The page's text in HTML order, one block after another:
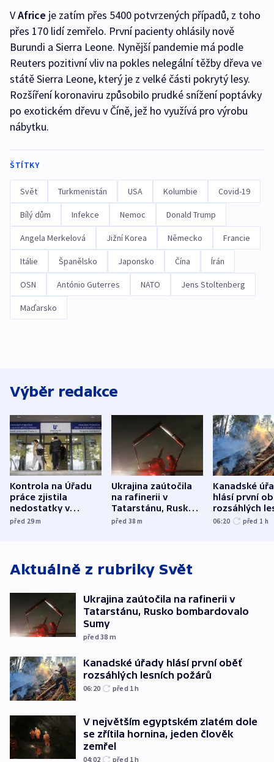
VAfrice je zatím přes 5400 potvrzených případů, z toho
přes 170 lidí zemřelo. První pacienty ohlásily nově
Burundi a Sierra Leone. Nynější pandemie má podle
Reuters pozitivní vliv na pokles nelegální těžby dřeva ve
státě Sierra Leone, který je z velké části pokrytý lesy.
Rozšíření koronaviru způsobilo prudké snížení poptávky
po exotickém dřevu v Číně, jež ho využívá pro výrobu
nábytku.
ŠTÍTKY
Svět Turkmenistán USA Kolumbie Covid-19
Bílý dům Infekce Nemoc Donald Trump
Angela Merkelová Jižní Korea Německo Francie
Itálie Španělsko Japonsko Čína Írán
OSN António Guterres NATO Jens Stoltenberg
Maďarsko
Výběr redakce
Kontrola na Úřadu
práce zjistila
nedostatky v
účetnictví za 5,6
před 29m
Ukrajina zaútočila
na rafinerii v
Tatarstánu, Rusko
bombardovalo
před 38m
Kanadské
hlásí první
rozsáhlých
požárů
06:20 před 1 h
Aktuálně z rubriky Svět
Ukrajina zaútočila na rafinerii v
Tatarstánu, Rusko bombardovalo
Sumy
před 38 m
Kanadské úřady hlásí první oběť
rozsáhlých lesních požárů
06:20 před 1h
V největším egyptském zlatém dole
se zřítila hornina, jeden člověk
zemřel
04:02 před 1h